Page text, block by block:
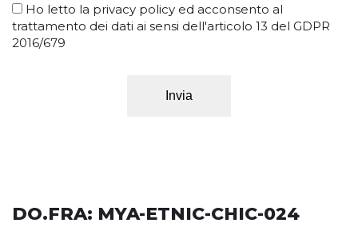
Ho letto la privacy policy ed acconsento al
trattamento dei dati ai sensi dell'articolo 13 del GDPR
2016/679
Invia
DO.FRA: MYA-ETNIC-CHIC-024